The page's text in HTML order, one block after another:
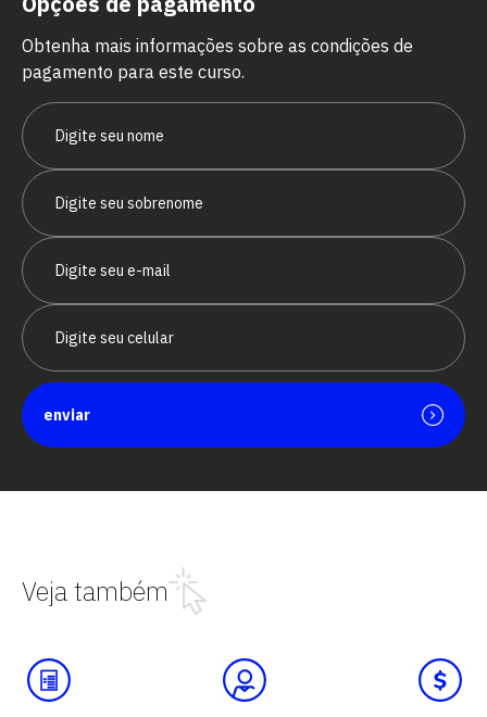
Obtenha mais informações sobre as condições de
pagamento para este curso.
enviar
Veja também